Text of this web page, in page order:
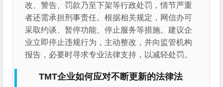
改、警告、罚款乃至下架等行政处罚，情节严重
者还需承担刑事责任。根据相关规定，网信办可
采取约谈、暂停功能、停止服务等措施。建议企
业立即停止违规行为，主动整改，并向监管机构
报告，必要时寻求专业法律支持，以减轻处罚。
TMT企业如何应对不断更新的法律法